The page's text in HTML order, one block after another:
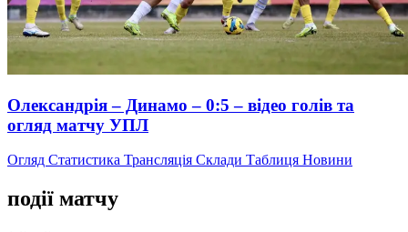
Олександрія – Динамо – 0:5 – відео голів та
огляд матчу УПЛ
Огляд Статистика Трансляція Склади Таблиця Новини
події матчу